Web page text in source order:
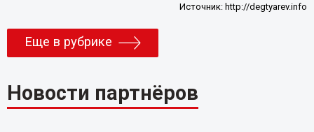
Источник:http://degtyarev.info
Еще в рубрике
Новости партнёров